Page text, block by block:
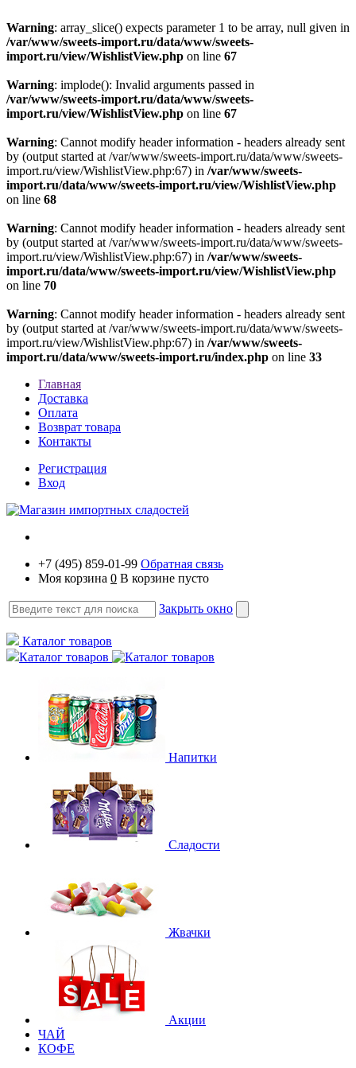
Warning: array_slice() expects parameter 1 to be array, null given in
/var/www/sweets-import.ru/data/www/sweets-
import.ru/view/WishlistView.php on line 67
Warning: implode(): Invalid arguments passed in
/var/www/sweets-import.ru/data/www/sweets-
import.ru/view/WishlistView.php on line 67
Warning: Cannot modify header information - headers already sent
by (output started at /var/www/sweets-import.ru/data/www/sweets-
import.ru/view/WishlistView.php:67) in /var/www/sweets-
import.ru/data/www/sweets-import.ru/view/WishlistView.php
on line 68
Warning: Cannot modify header information - headers already sent
by (output started at /var/www/sweets-import.ru/data/www/sweets-
import.ru/view/WishlistView.php:67) in /var/www/sweets-
import.ru/data/www/sweets-import.ru/view/WishlistView.php
on line 70
Warning: Cannot modify header information - headers already sent
by (output started at /var/www/sweets-import.ru/data/www/sweets-
import.ru/view/WishlistView.php:67) in /var/www/sweets-
import.ru/data/www/sweets-import.ru/index.php on line 33
Главная
Доставка
Оплата
Возврат товара
Контакты
Регистрация
Вход
+7 (495) 859-01-99 Обратная связь
Моя корзина 0 В корзине пусто
Закрыть окно
Каталог товаров
Каталог товаров
Напитки
Сладости
Жвачки
Акции
ЧАЙ
КОФЕ